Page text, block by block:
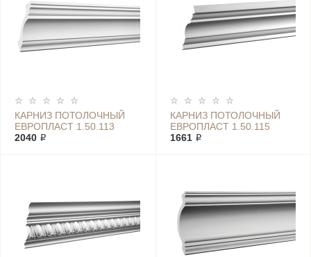
КАРНИЗ ПОТОЛОЧНЫЙ
ЕВРОПЛАСТ 1.50.113
2040 ₽
КАРНИЗ ПОТОЛОЧНЫЙ
ЕВРОПЛАСТ 1.50.115
1661 ₽